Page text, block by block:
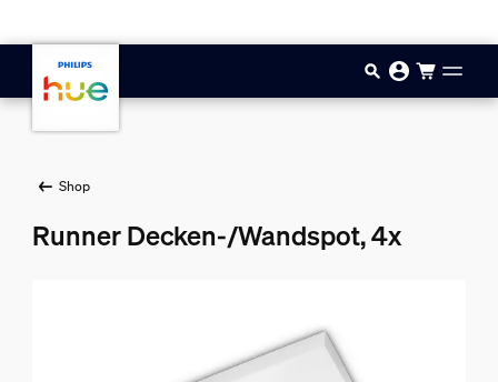
Shop
Runner Decken-/Wandspot, 4x